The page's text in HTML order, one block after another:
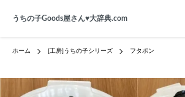
うちの子Goods屋さん♥︎大辞典.com
ホーム [工房]うちの子シリーズ フタポン